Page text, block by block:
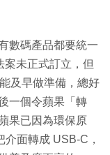
數碼產品都要統一
案未正式訂立，但
及早做準備，總好
一個令蘋果「轉
果已因為環保原
面轉成 USB-C，